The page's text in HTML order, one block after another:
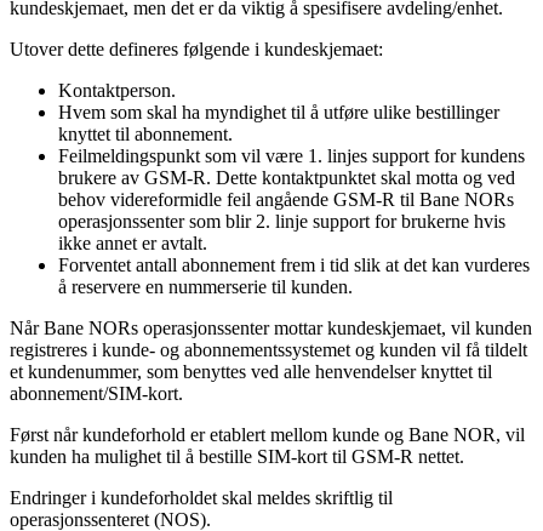
kundeskjemaet, men det er da viktig å spesifisere avdeling/enhet.
Utover dette defineres følgende i kundeskjemaet:
Kontaktperson.
Hvem som skal ha myndighet til å utføre ulike bestillinger
knyttet til abonnement.
Feilmeldingspunkt som vil være 1. linjes support for kundens
brukere av GSM-R. Dette kontaktpunktet skal motta og ved
behov videreformidle feil angående GSM-R til Bane NORs
operasjonssenter som blir 2. linje support for brukerne hvis
ikke annet er avtalt.
Forventet antall abonnement frem i tid slik at det kan vurderes
å reservere en nummerserie til kunden.
Når Bane NORs operasjonssenter mottar kundeskjemaet, vil kunden
registreres i kunde- og abonnementssystemet og kunden vil få tildelt
et kundenummer, som benyttes ved alle henvendelser knyttet til
abonnement/SIM-kort.
Først når kundeforhold er etablert mellom kunde og Bane NOR, vil
kunden ha mulighet til å bestille SIM-kort til GSM-R nettet.
Endringer i kundeforholdet skal meldes skriftlig til
operasjonssenteret (NOS).